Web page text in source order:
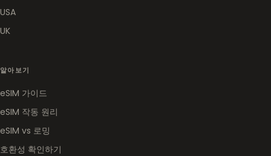
USA
UK
알아보기
eSIM 가이드
eSIM 작동 원리
eSIM vs 로밍
호환성 확인하기